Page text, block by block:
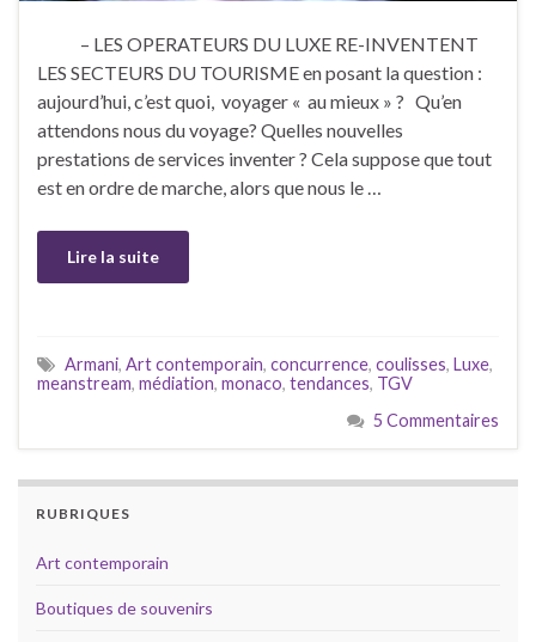
– LES OPERATEURS DU LUXE RE-INVENTENT
LES SECTEURS DU TOURISME en posant la question :
aujourd’hui, c’est quoi, voyager « au mieux » ? Qu’en
attendons nous du voyage? Quelles nouvelles
prestations de services inventer ? Cela suppose que tout
est en ordre de marche, alors que nous le …
Lire la suite
Armani, Art contemporain, concurrence, coulisses, Luxe,
meanstream, médiation, monaco, tendances, TGV
5 Commentaires
RUBRIQUES
Art contemporain
Boutiques de souvenirs